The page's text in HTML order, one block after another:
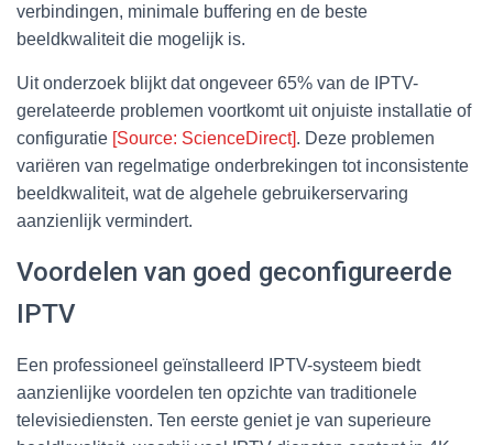
verbindingen, minimale buffering en de beste
beeldkwaliteit die mogelijk is.
Uit onderzoek blijkt dat ongeveer 65% van de IPTV-
gerelateerde problemen voortkomt uit onjuiste installatie of
configuratie [Source: ScienceDirect]. Deze problemen
variëren van regelmatige onderbrekingen tot inconsistente
beeldkwaliteit, wat de algehele gebruikerservaring
aanzienlijk vermindert.
Voordelen van goed geconfigureerde
IPTV
Een professioneel geïnstalleerd IPTV-systeem biedt
aanzienlijke voordelen ten opzichte van traditionele
televisiediensten. Ten eerste geniet je van superieure